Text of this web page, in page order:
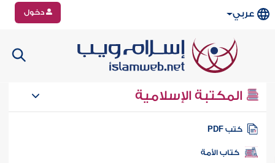
عربي دخول
المكتبة الإسلامية
كتب PDF